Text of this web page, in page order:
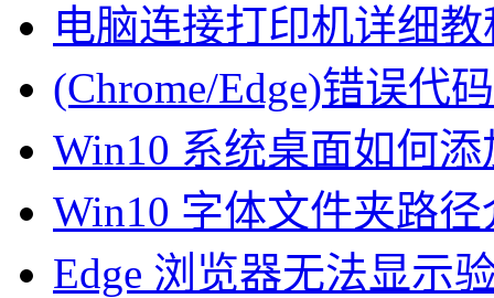
电脑连接打印机详细教
(Chrome/Edge)错误代
Win10 系统桌面如何
Win10 字体文件夹路径
Edge 浏览器无法显示